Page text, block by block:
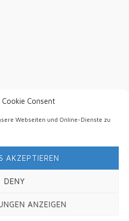
Cookie Consent
Webseiten und Online-Dienste zu
AKZEPTIEREN
DENY
ANZEIGEN
i cookie. Continuando a
accetta il loro utilizzo.
controllare i cookie, vedere qui: